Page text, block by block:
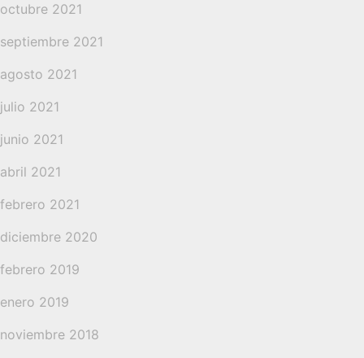
octubre 2021
septiembre 2021
agosto 2021
julio 2021
junio 2021
abril 2021
febrero 2021
diciembre 2020
febrero 2019
enero 2019
noviembre 2018